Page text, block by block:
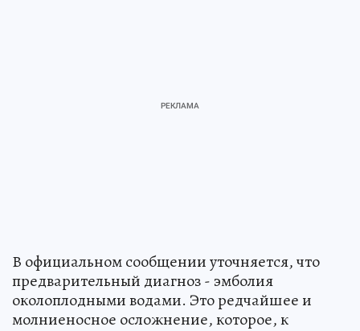
В официальном сообщении уточняется, что
предварительный диагноз - эмболия
околоплодными водами. Это редчайшее и
молниеносное осложнение, которое, к